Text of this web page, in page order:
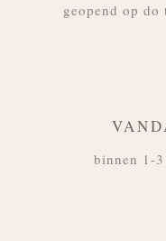
geopend op
binnen 1-